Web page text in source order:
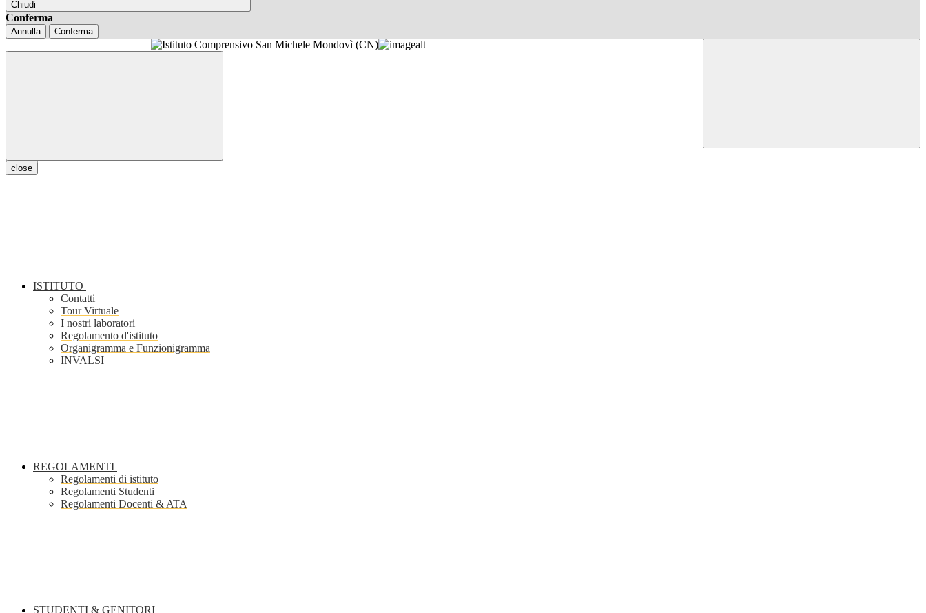
Chiudi
Conferma
Annulla Conferma
close
ISTITUTO
Contatti
Tour Virtuale
I nostri laboratori
Regolamento d'istituto
Organigramma e Funzionigramma
INVALSI
REGOLAMENTI
Regolamenti di istituto
Regolamenti Studenti
Regolamenti Docenti & ATA
STUDENTI & GENITORI